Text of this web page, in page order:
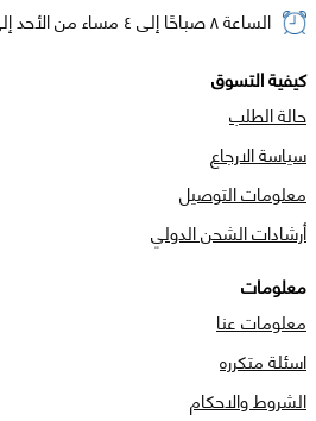
الساعة ٨ صباحًا إلى ٤ مساء من الأحد إلى الخميس
كيفية التسوق
حالة الطلب
سياسة الارجاع
معلومات التوصيل
أرشادات الشحن الدولي
معلومات
معلومات عنا
اسئلة متكرره
الشروط والاحكام